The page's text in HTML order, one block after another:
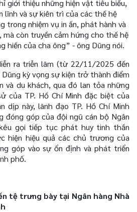
giới thiệu những hiện vật tiêu biểu,
lĩnh và sự kiên trì của các thế hệ
trong nhiệm vụ in ấn, phát hành và
còn truyền cảm hứng cho thế hệ
hiến của cha ông” - ông Dũng nói.
ra triễn lãm (từ 22/11/2025 đến
kỳ vọng sự kiện trở thành điểm
và du khách, qua đó lan tỏa những
của TP. Hồ Chí Minh đặc biệt của
dịp này, lãnh đạo TP. Hồ Chí Minh
đóng góp của đội ngũ cán bộ Ngân
gọi tiếp tục phát huy tinh thần
hiện hiệu quả các chủ trương của
góp vào sự ổn định và phát triển
phố.
tệ trưng bày tại Ngân hàng Nhà